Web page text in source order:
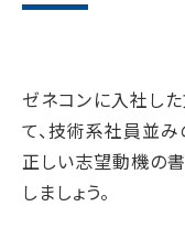
ゼネコンに入社し
て、技術系社員並み
正しい志望動機の
しましょう。